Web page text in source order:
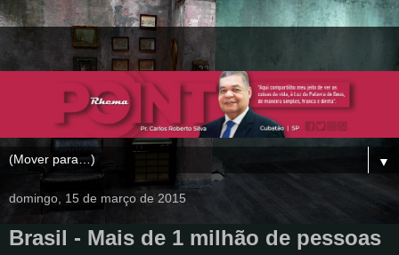
▼
domingo, 15 de março de 2015
Brasil - Mais de 1 milhão de pessoas